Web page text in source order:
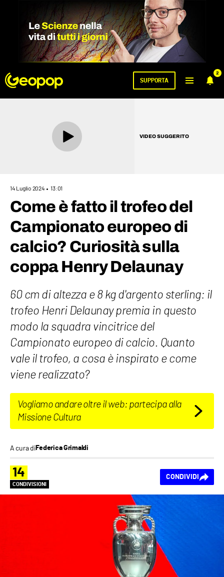
2
SUPPORTA
VIDEO SUGGERITO
14 Luglio 2024 13:01
Come è fatto il trofeo del
Campionato europeo di
calcio? Curiosità sulla
coppa Henry Delaunay
60 cm di altezza e 8 kg d'argento sterling: il
trofeo Henri Delaunay premia in questo
modo la squadra vincitrice del
Campionato europeo di calcio. Quanto
vale il trofeo, a cosa è inspirato e come
viene realizzato?
Vogliamo andare oltre il web: partecipa alla
Missione Cultura
A cura diFederica Grimaldi
14
CONDIVISIONI
CONDIVIDI